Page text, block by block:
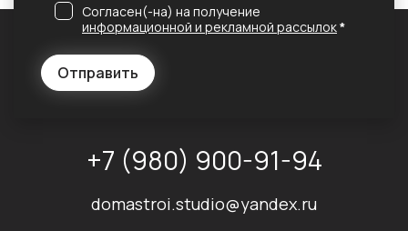
Отправить
Согласен(-на) на получение
информационной и рекламной рассылок*
+7 (980) 900-91-94
domastroi.studio@yandex.ru